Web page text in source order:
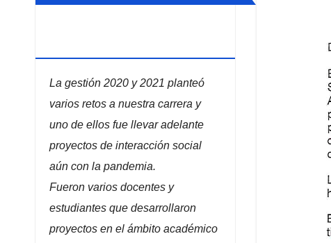
La gestión 2020 y 2021 planteó
varios retos a nuestra carrera y
uno de ellos fue llevar adelante
proyectos de interacción social
aún con la pandemia.
Fueron varios docentes y
estudiantes que desarrollaron
proyectos en el ámbito académico